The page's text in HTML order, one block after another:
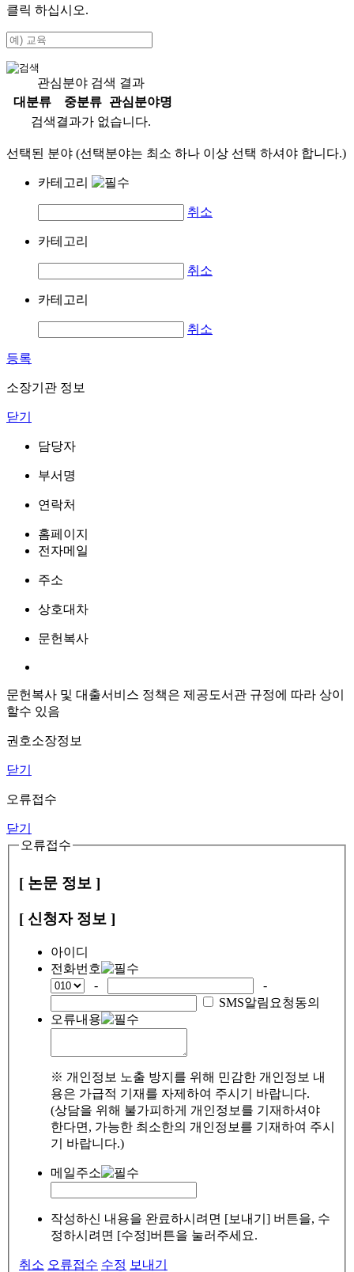
클릭 하십시오.
관심분야 검색 결과
대분류
중분류
관심분야명
검색결과가 없습니다.
선택된 분야 (선택분야는 최소 하나 이상 선택 하셔야 합니다.)
카테고리
취소
카테고리
취소
카테고리
취소
등록
소장기관 정보
닫기
담당자
부서명
연락처
홈페이지
전자메일
주소
상호대차
문헌복사
문헌복사 및 대출서비스 정책은 제공도서관 규정에 따라 상이
할수 있음
권호소장정보
닫기
오류접수
닫기
오류접수
[ 논문 정보 ]
[ 신청자 정보 ]
아이디
전화번호
-
-
SMS알림요청동의
오류내용
※ 개인정보 노출 방지를 위해 민감한 개인정보 내
용은 가급적 기재를 자제하여 주시기 바랍니다.
(상담을 위해 불가피하게 개인정보를 기재하셔야
한다면, 가능한 최소한의 개인정보를 기재하여 주시
기 바랍니다.)
메일주소
작성하신 내용을 완료하시려면 [보내기] 버튼을, 수
정하시려면 [수정]버튼을 눌러주세요.
취소 오류접수 수정 보내기